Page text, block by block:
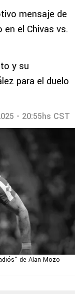
mensaje de
el Chivas vs.
y su
para el duelo
- 20:55hs CST
de Alan Mozo